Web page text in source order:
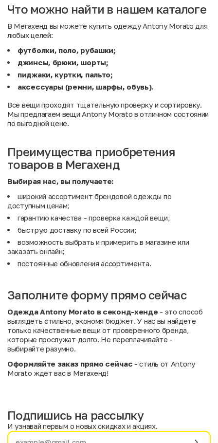
Что можно найти в нашем каталоге
В Мегахенд вы можете купить одежду Antony Morato для
любых целей:
футболки, поло, рубашки;
джинсы, брюки, шорты;
пиджаки, куртки, пальто;
аксессуары (ремни, шарфы, обувь).
Все вещи проходят тщательную проверку и сортировку.
Мы предлагаем вещи Antony Morato в отличном состоянии
по выгодной цене.
Преимущества приобретения
товаров в Мегахенд
Выбирая нас, вы получаете:
широкий ассортимент брендовой одежды по
доступным ценам;
гарантию качества - проверка каждой вещи;
быструю доставку по всей России;
возможность выбрать и примерить в магазине или
заказать онлайн;
постоянные обновления ассортимента.
Заполните форму прямо сейчас
Одежда Antony Morato в секонд-хенде - это способ
выглядеть стильно, экономя бюджет. У нас вы найдете
только качественные вещи от проверенного бренда,
которые прослужат долго. Не переплачивайте -
выбирайте разумно.
Оформляйте заказ прямо сейчас - стиль от Antony
Morato ждёт вас в Мегахенд!
Подпишись на рассылку
И узнавай первым о новых скидках и акциях.